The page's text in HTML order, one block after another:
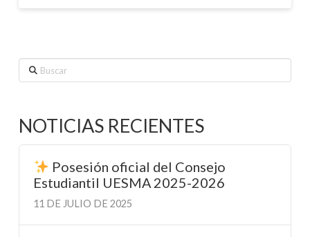
Buscar
NOTICIAS RECIENTES
Posesión oficial del Consejo
Estudiantil UESMA 2025-2026
11 DE JULIO DE 2025